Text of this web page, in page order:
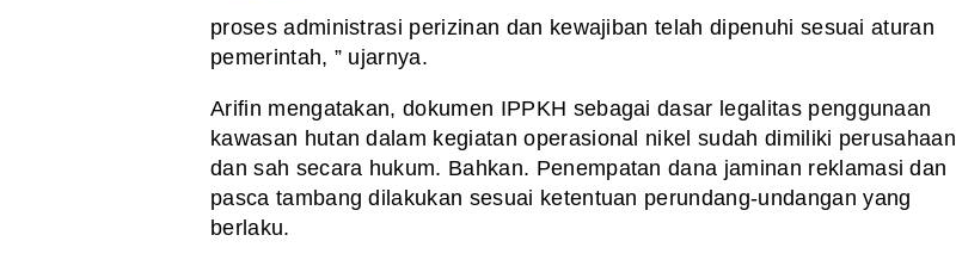
proses administrasi perizinan dan kewajiban telah dipenuhi sesuai aturan
pemerintah, ” ujarnya.
Arifin mengatakan, dokumen IPPKH sebagai dasar legalitas penggunaan
kawasan hutan dalam kegiatan operasional nikel sudah dimiliki perusahaan
dan sah secara hukum. Bahkan. Penempatan dana jaminan reklamasi dan
pasca tambang dilakukan sesuai ketentuan perundang-undangan yang
berlaku.